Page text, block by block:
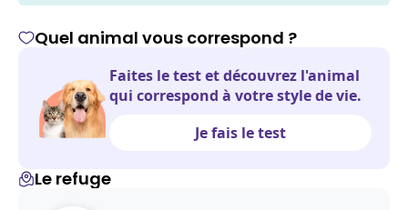
Quel animal vous correspond ?
Faites le test et découvrez l'animal
qui correspond à votre style de vie.
Je fais le test
Le refuge